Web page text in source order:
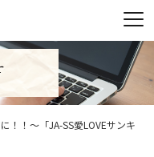
！！～「JA-SS愛LOVEサンキ